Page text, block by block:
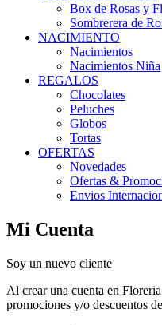
Box de Rosas y
Sombrerera de
NACIMIENTO
Nacimientos
Nacimientos Niña
REGALOS
Chocolates
Peluches
Globos
Tortas
OFERTAS
Novedades
Ofertas &
Envios
Mi Cuenta
Soy un nuevo cliente
Al crear una cuenta en
promociones y/o descuentos